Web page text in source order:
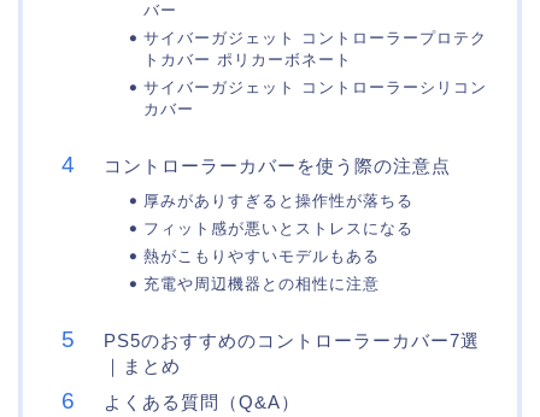
バー
サイバーガジェット コントローラープロテク
トカバー ポリカーボネート
サイバーガジェット コントローラーシリコン
カバー
コントローラーカバーを使う際の注意点
厚みがありすぎると操作性が落ちる
フィット感が悪いとストレスになる
熱がこもりやすいモデルもある
充電や周辺機器との相性に注意
PS5のおすすめのコントローラーカバー7選
｜まとめ
よくある質問（Q&A）